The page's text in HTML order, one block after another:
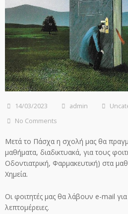
14/03/2023 admin
No Comments
Μετά το Πάσχα η σχολή μας θα
μαθήματα, διαδικτυακά, για τους
Οδοντιατρική, Φαρμακευτική) στα
Χημεία.
Οι φοιτητές μας θα λάβουν e-mail
λεπτομέρειες.